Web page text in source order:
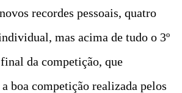
recordes pessoais, quatro
mas acima de tudo o 3º
da competição, que
boa competição realizada pelos